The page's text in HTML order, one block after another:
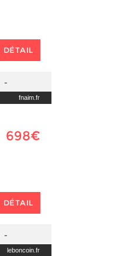
DÉTAIL
-
fnaim.fr
698€
DÉTAIL
-
leboncoin.fr